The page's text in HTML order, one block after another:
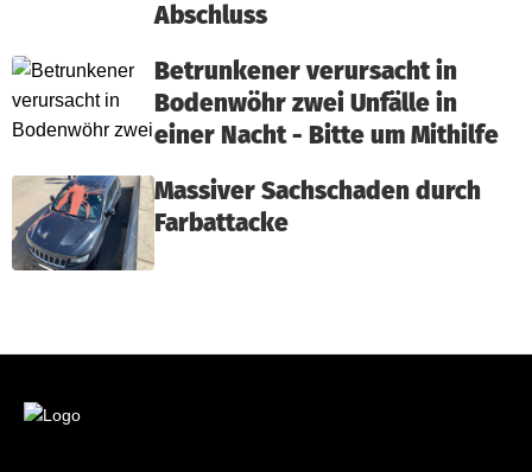
Abschluss
Betrunkener verursacht in
Bodenwöhr zwei Unfälle in
einer Nacht - Bitte um Mithilfe
Massiver Sachschaden durch
Farbattacke